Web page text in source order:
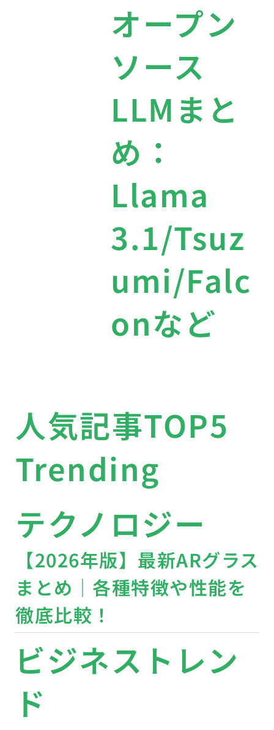
オープン
ソース
LLMまと
め：
Llama
3.1/Tsuz
umi/Falc
onなど
人気記事TOP5
Trending
テクノロジー
【2026年版】最新ARグラス
まとめ｜各種特徴や性能を
徹底比較！
ビジネストレン
ド